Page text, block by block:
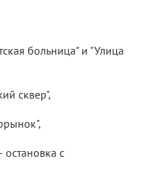
больница" и "Улица
сквер",
с